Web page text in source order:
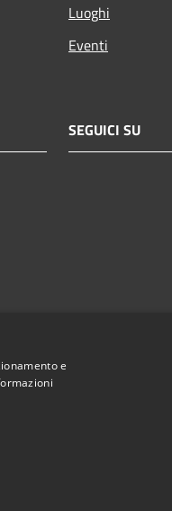
Luoghi
Eventi
SEGUICI SU
e